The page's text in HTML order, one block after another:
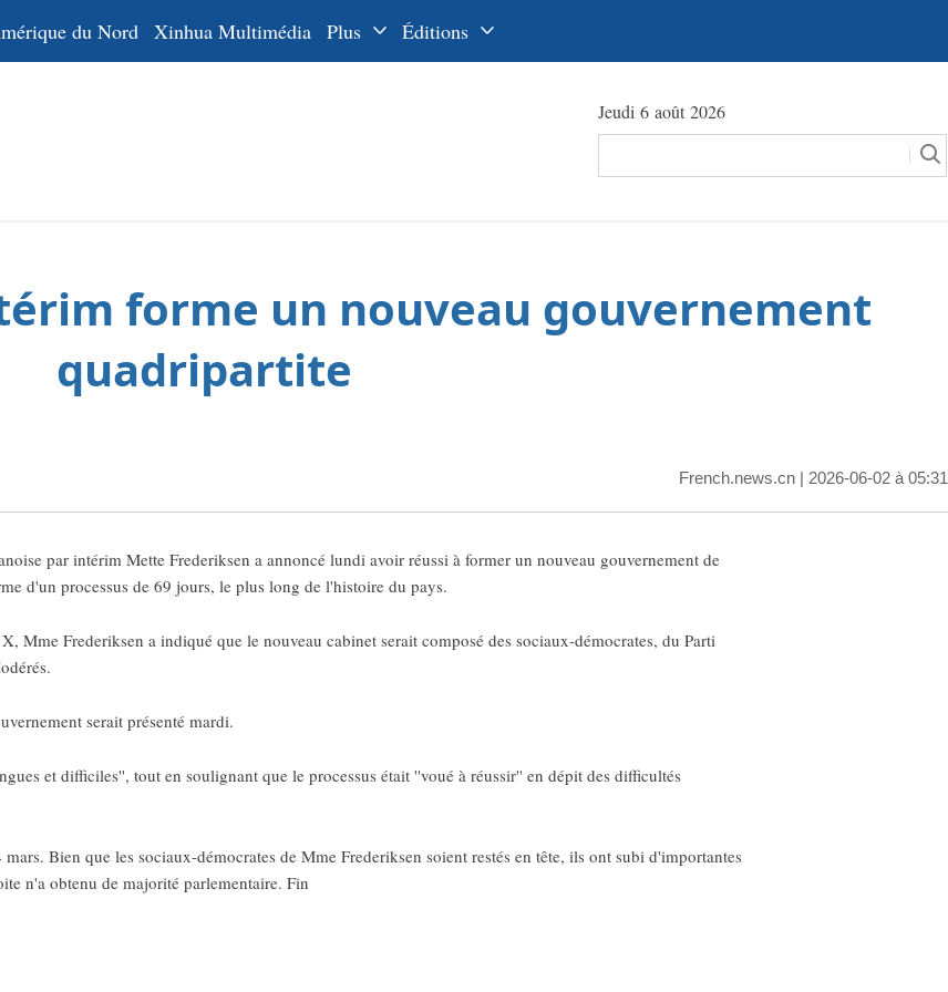
du Nord Xinhua Multimédia Plus Éditions
عربي
Jeudi 6 août 2026
forme un nouveau gouvernement
quadripartite
French.news.cn | 2026-06-02 à 05:31
par intérim Mette Frederiksen a annoncé lundi avoir réussi à former un nouveau gouvernement de
d'un processus de 69 jours, le plus long de l'histoire du pays.
Mme Frederiksen a indiqué que le nouveau cabinet serait composé des sociaux-démocrates, du Parti
serait présenté mardi.
et difficiles'', tout en soulignant que le processus était ''voué à réussir'' en dépit des difficultés
Bien que les sociaux-démocrates de Mme Frederiksen soient restés en tête, ils ont subi d'importantes
n'a obtenu de majorité parlementaire. Fin